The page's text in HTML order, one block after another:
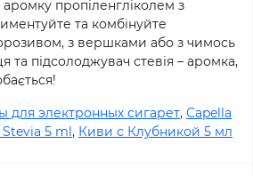
пропіленгліколем з
та комбінуйте
з вершками або з чимось
та підсолоджувач стевія – аромка,
для электронных сигарет, Capella
5 ml, Киви с Клубникой 5 мл